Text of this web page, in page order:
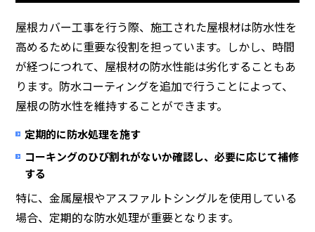
屋根カバー工事を行う際、施工された屋根材は防水性を
高めるために重要な役割を担っています。しかし、時間
が経つにつれて、屋根材の防水性能は劣化することもあ
ります。防水コーティングを追加で行うことによって、
屋根の防水性を維持することができます。
定期的に防水処理を施す
コーキングのひび割れがないか確認し、必要に応じて補修
する
特に、金属屋根やアスファルトシングルを使用している
場合、定期的な防水処理が重要となります。